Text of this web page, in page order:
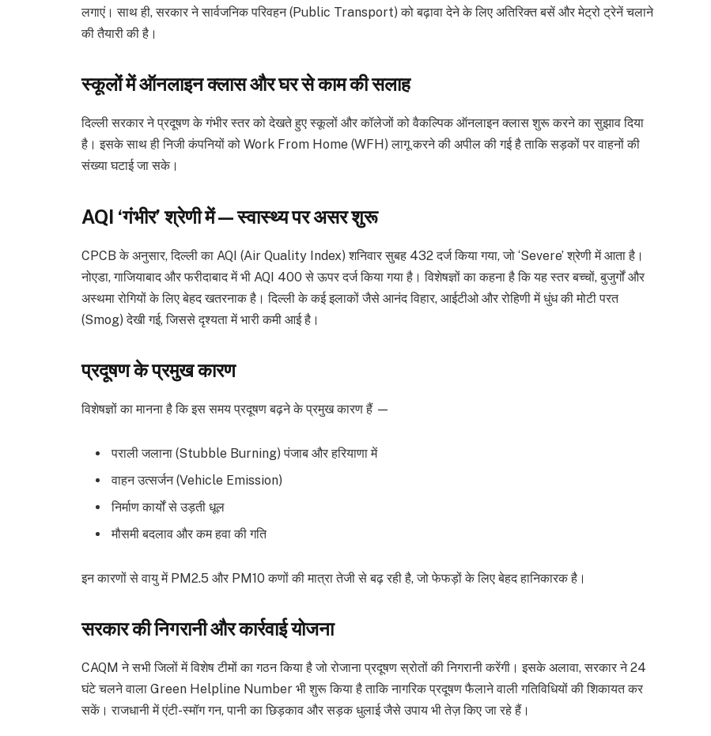
लगाएं। साथ ही, सरकार ने सार्वजनिक परिवहन (Public Transport) को बढ़ावा देने के लिए अतिरिक्त बसें और मेट्रो ट्रेनें चलाने
की तैयारी की है।
स्कूलों में ऑनलाइन क्लास और घर से काम की सलाह
दिल्ली सरकार ने प्रदूषण के गंभीर स्तर को देखते हुए स्कूलों और कॉलेजों को वैकल्पिक ऑनलाइन क्लास शुरू करने का सुझाव दिया
है। इसके साथ ही निजी कंपनियों को Work From Home (WFH) लागू करने की अपील की गई है ताकि सड़कों पर वाहनों की
संख्या घटाई जा सके।
AQI ‘गंभीर’ श्रेणी में — स्वास्थ्य पर असर शुरू
CPCB के अनुसार, दिल्ली का AQI (Air Quality Index) शनिवार सुबह 432 दर्ज किया गया, जो ‘Severe’ श्रेणी में आता है।
नोएडा, गाजियाबाद और फरीदाबाद में भी AQI 400 से ऊपर दर्ज किया गया है। विशेषज्ञों का कहना है कि यह स्तर बच्चों, बुजुर्गों और
अस्थमा रोगियों के लिए बेहद खतरनाक है। दिल्ली के कई इलाकों जैसे आनंद विहार, आईटीओ और रोहिणी में धुंध की मोटी परत
(Smog) देखी गई, जिससे दृश्यता में भारी कमी आई है।
प्रदूषण के प्रमुख कारण
विशेषज्ञों का मानना है कि इस समय प्रदूषण बढ़ने के प्रमुख कारण हैं —
पराली जलाना (Stubble Burning) पंजाब और हरियाणा में
वाहन उत्सर्जन (Vehicle Emission)
निर्माण कार्यों से उड़ती धूल
मौसमी बदलाव और कम हवा की गति
इन कारणों से वायु में PM2.5 और PM10 कणों की मात्रा तेजी से बढ़ रही है, जो फेफड़ों के लिए बेहद हानिकारक है।
सरकार की निगरानी और कार्रवाई योजना
CAQM ने सभी जिलों में विशेष टीमों का गठन किया है जो रोजाना प्रदूषण स्रोतों की निगरानी करेंगी। इसके अलावा, सरकार ने 24
घंटे चलने वाला Green Helpline Number भी शुरू किया है ताकि नागरिक प्रदूषण फैलाने वाली गतिविधियों की शिकायत कर
सकें। राजधानी में एंटी-स्मॉग गन, पानी का छिड़काव और सड़क धुलाई जैसे उपाय भी तेज़ किए जा रहे हैं।